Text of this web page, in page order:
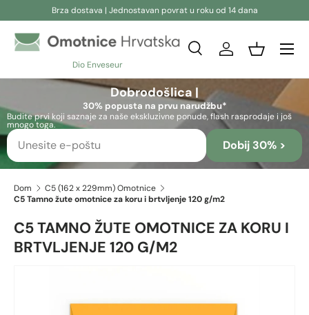
Brza dostava | Jednostavan povrat u roku od 14 dana
Dio Enveseur
Pretraživanje
Pretraživanje
Pretraživanje
PrijavaKošara
Dobrodošlica |
30% popusta na prvu narudžbu*
Budite prvi koji saznaje za naše ekskluzivne ponude, flash rasprodaje i još
mnogo toga.
Dobij 30% >
Dom
C5 (162 x 229mm) Omotnice
C5 Tamno žute omotnice za koru i brtvljenje 120 g/m2
C5 TAMNO ŽUTE OMOTNICE ZA KORU I
BRTVLJENJE 120 G/M2